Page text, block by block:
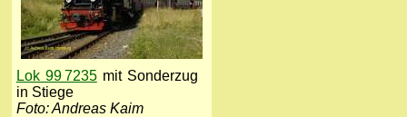
Lok 99 7235mit Sonderzug
in Stiege
Foto: Andreas Kaim